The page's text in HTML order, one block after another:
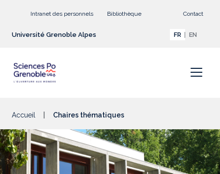
Intranet des personnels Bibliothèque Contact
Université Grenoble Alpes FR EN
Accueil Chaires thématiques